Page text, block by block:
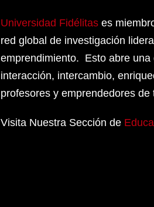
Universidad Fidélitas es
red global de investigación
emprendimiento. Esto abre una
interacción, intercambio,
profesores y emprendedores de
Visita Nuestra Sección de